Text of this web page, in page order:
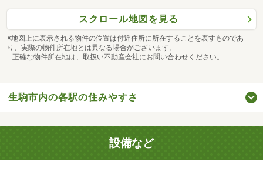
スクロール地図を見る
※地図上に表示される物件の位置は付近住所に所在することを表すものであ
り、実際の物件所在地とは異なる場合がございます。
正確な物件所在地は、取扱い不動産会社にお問い合わせください。
生駒市内の各駅の住みやすさ
設備など